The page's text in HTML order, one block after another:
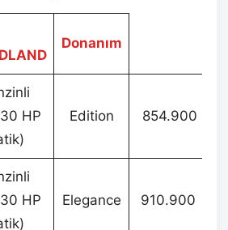
Donanım
HP
Edition 854.900
HP
Elegance 910.900